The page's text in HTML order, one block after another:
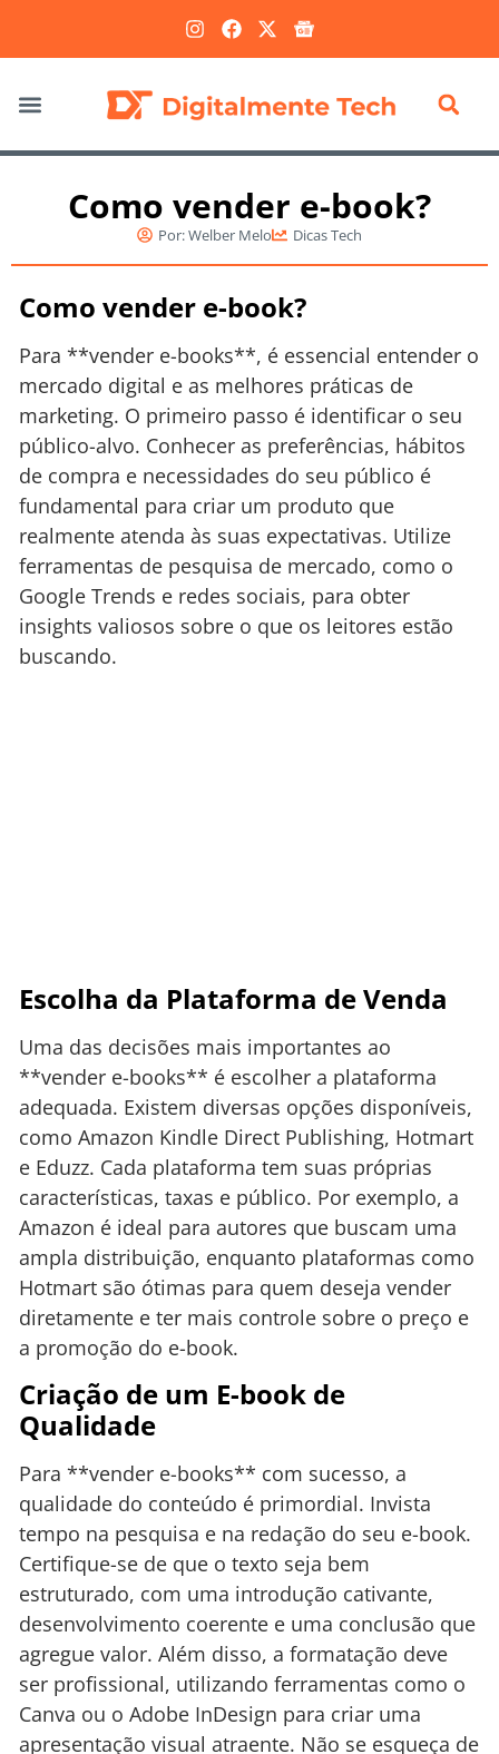
Como vender e-book?
Por:Welber Melo Dicas Tech
Como vender e-book?
Para **vender e-books**, é essencial entender o
mercado digital e as melhores práticas de
marketing. O primeiro passo é identificar o seu
público-alvo. Conhecer as preferências, hábitos
de compra e necessidades do seu público é
fundamental para criar um produto que
realmente atenda às suas expectativas. Utilize
ferramentas de pesquisa de mercado, como o
Google Trends e redes sociais, para obter
insights valiosos sobre o que os leitores estão
buscando.
Escolha da Plataforma de Venda
Uma das decisões mais importantes ao
**vender e-books** é escolher a plataforma
adequada. Existem diversas opções disponíveis,
como Amazon Kindle Direct Publishing, Hotmart
e Eduzz. Cada plataforma tem suas próprias
características, taxas e público. Por exemplo, a
Amazon é ideal para autores que buscam uma
ampla distribuição, enquanto plataformas como
Hotmart são ótimas para quem deseja vender
diretamente e ter mais controle sobre o preço e
a promoção do e-book.
Criação de um E-book de
Qualidade
Para **vender e-books** com sucesso, a
qualidade do conteúdo é primordial. Invista
tempo na pesquisa e na redação do seu e-book.
Certifique-se de que o texto seja bem
estruturado, com uma introdução cativante,
desenvolvimento coerente e uma conclusão que
agregue valor. Além disso, a formatação deve
ser profissional, utilizando ferramentas como o
Canva ou o Adobe InDesign para criar uma
apresentação visual atraente. Não se esqueça de